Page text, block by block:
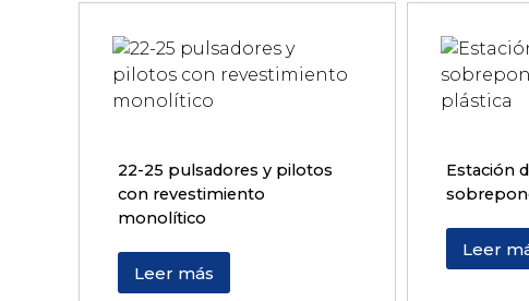
22-25 pulsadores y pilotos
con revestimiento
monolítico
Leer más
Estación
Leer